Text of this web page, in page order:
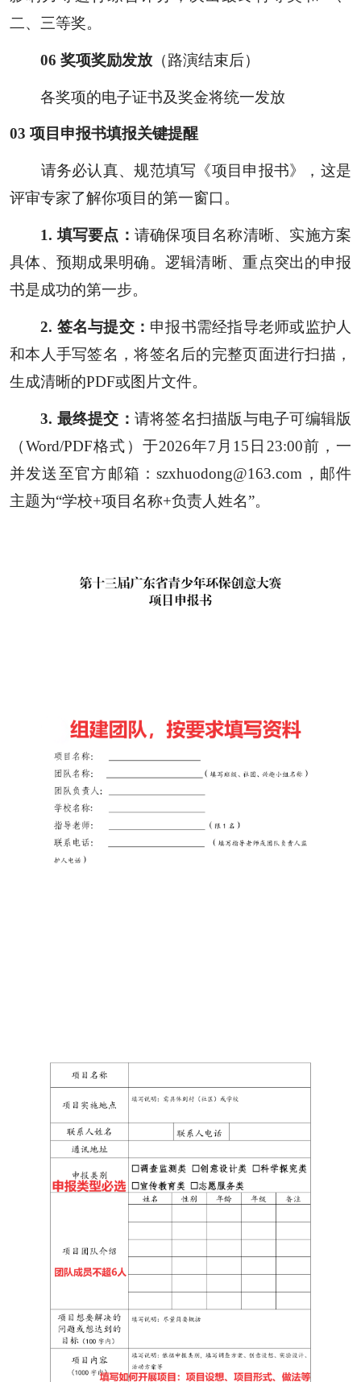
二、三等奖。
06 奖项奖励发放（路演结束后）
各奖项的电子证书及奖金将统一发放
03 项目申报书填报关键提醒
请务必认真、规范填写《项目申报书》，这是
评审专家了解你项目的第一窗口。
1. 填写要点： 请确保项目名称清晰、实施方案
具体、预期成果明确。逻辑清晰、重点突出的申报
书是成功的第一步。
2. 签名与提交： 申报书需经指导老师或监护人
和本人手写签名，将签名后的完整页面进行扫描，
生成清晰的PDF或图片文件。
3. 最终提交： 请将签名扫描版与电子可编辑版
（Word/PDF格式）于2026年7月15日23:00前，一
并发送至官方邮箱：szxhuodong@163.com ，邮件
主题为“学校+项目名称+负责人姓名”。